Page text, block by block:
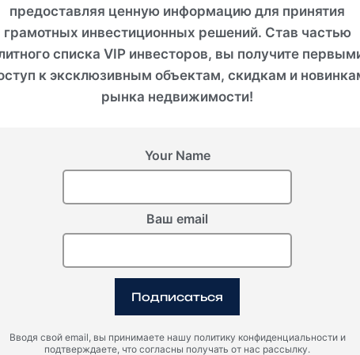
Одно из крупнейших зданий в мире.
на линию горизонта города.
Современные интерьеры и отделка
последнего поколения.
предоставляя ценную информацию для принятия
грамотных инвестиционных решений. Став частью
списка VIP инвесторов, вы получите
к эксклюзивным объектам, скидкам и
рынка недвижимости!
Your Name
Ваш email
Подписаться
Вводя свой email, вы принимаете нашу политику конфиденциальности и
подтверждаете, что согласны получать от нас рассылку.